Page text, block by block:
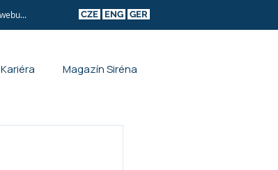
CZE ENG GER
Kariéra Magazín Siréna